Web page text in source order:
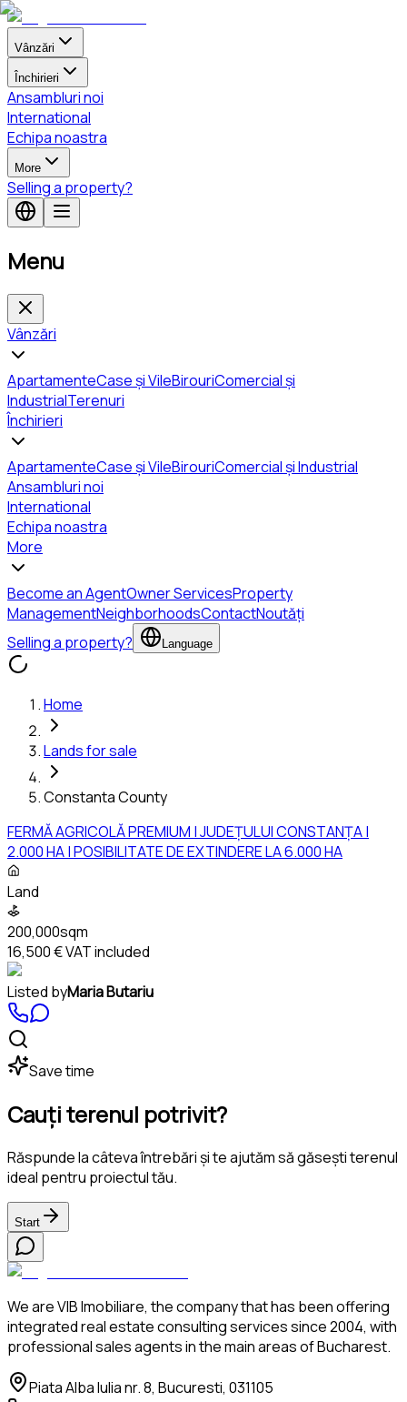
Vânzări
Închirieri
Ansambluri noi
International
Echipa noastra
More
Selling a property?
Menu
Vânzări
ApartamenteCase și VileBirouriComercial și
IndustrialTerenuri
Închirieri
ApartamenteCase și VileBirouriComercial și Industrial
Ansambluri noi
International
Echipa noastra
More
Become an AgentOwner ServicesProperty
ManagementNeighborhoodsContactNoutăți
Selling a property?
Language
Home
Lands for sale
Constanta County
FERMĂ AGRICOLĂ PREMIUM | JUDEȚULUI CONSTANȚA |
2.000 HA | POSIBILITATE DE EXTINDERE LA 6.000 HA
Land
200,000sqm
16,500 €VAT included
Listed byMaria Butariu
Save time
Cauți terenul potrivit?
Răspunde la câteva întrebări și te ajutăm să găsești terenul
ideal pentru proiectul tău.
Start
We are VIB Imobiliare, the company that has been offering
integrated real estate consulting services since 2004, with
professional sales agents in the main areas of Bucharest.
Piata Alba Iulia nr. 8, Bucuresti, 031105